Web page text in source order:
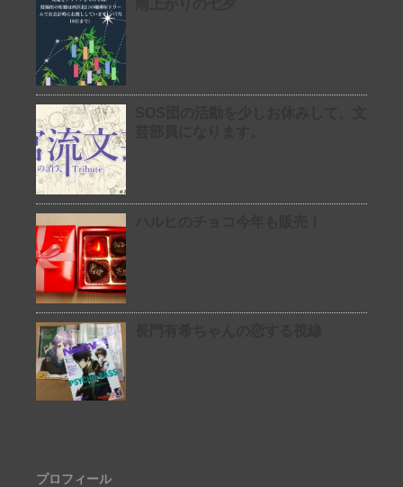
プロフィール